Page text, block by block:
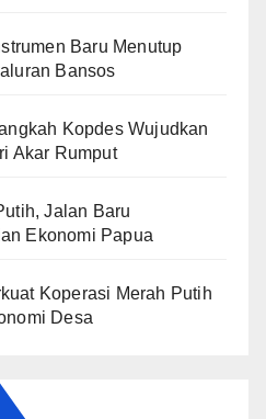
Baru Menutup
Bansos
Kopdes Wujudkan
Akar Rumput
Jalan Baru
Ekonomi Papua
Koperasi Merah Putih
Desa